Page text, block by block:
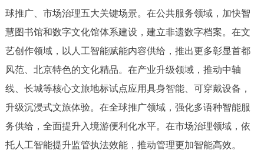
中介服务 阳光政务
政民互动
参与调查 在线访谈 图说互动
走进北京
球推广、市场治理五大关键场景。在公共服务领域，加快智
慧图书馆和数字文化馆体系建设，建立非遗数字档案。在文
艺创作领域，以人工智能赋能内容供给，推出更多彰显首都
风范、北京特色的文化精品。在产业升级领域，推动中轴
线、长城等核心文旅地标试点应用具身智能、可穿戴设备，
升级沉浸式文旅体验。在全球推广领域，强化多语种智能服
务供给，全面提升入境游便利化水平。在市场治理领域，依
托人工智能提升监管执法效能，推动管理更加智能高效。